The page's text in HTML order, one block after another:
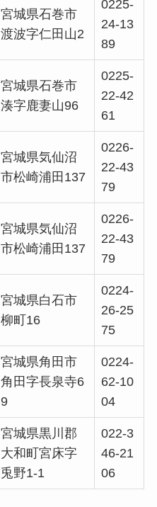
宮城県石巻市
渡波字仁田山2
0225-
24-13
89
宮城県石巻市
湊字鹿妻山96
0225-
22-42
61
宮城県気仙沼
市松崎浦田137
0226-
22-43
79
宮城県気仙沼
市松崎浦田137
0226-
22-43
79
宮城県白石市
柳町16
0224-
26-25
75
宮城県角田市
角田字長泉寺6
9
0224-
62-10
04
宮城県黒川郡
大和町宮床字
兎野1-1
022-3
46-21
06